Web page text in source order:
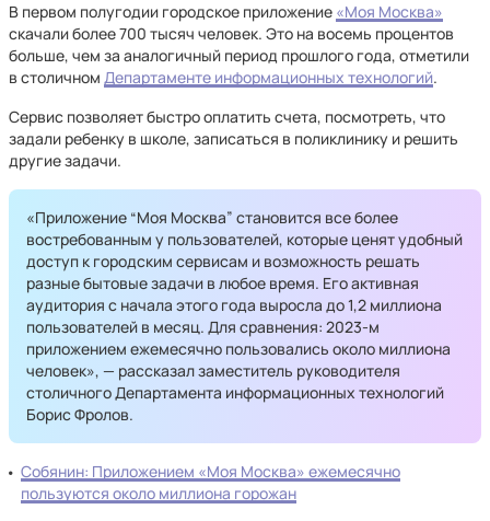
В первом полугодии городское приложение «Моя Москва»
скачали более 700 тысяч человек. Это на восемь процентов
больше, чем за аналогичный период прошлого года, отметили
в столичном Департаменте информационных технологий.
Сервис позволяет быстро оплатить счета, посмотреть, что
задали ребенку в школе, записаться в поликлинику и решить
другие задачи.
«Приложение “Моя Москва” становится все более
востребованным у пользователей, которые ценят удобный
доступ к городским сервисам и возможность решать
разные бытовые задачи в любое время. Его активная
аудитория с начала этого года выросла до 1,2 миллиона
пользователей в месяц. Для сравнения: 2023-м
приложением ежемесячно пользовались около миллиона
человек», — рассказал заместитель руководителя
столичного Департамента информационных технологий
Борис Фролов.
Собянин: Приложением «Моя Москва» ежемесячно
пользуются около миллиона горожан